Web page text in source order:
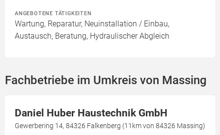
ANGEBOTENE TÄTIGKEITEN
Wartung, Reparatur, Neuinstallation / Einbau,
Austausch, Beratung, Hydraulischer Abgleich
Fachbetriebe im Umkreis von Massing
Daniel Huber Haustechnik GmbH
Gewerbering 14, 84326 Falkenberg (11km von 84326 Massing)